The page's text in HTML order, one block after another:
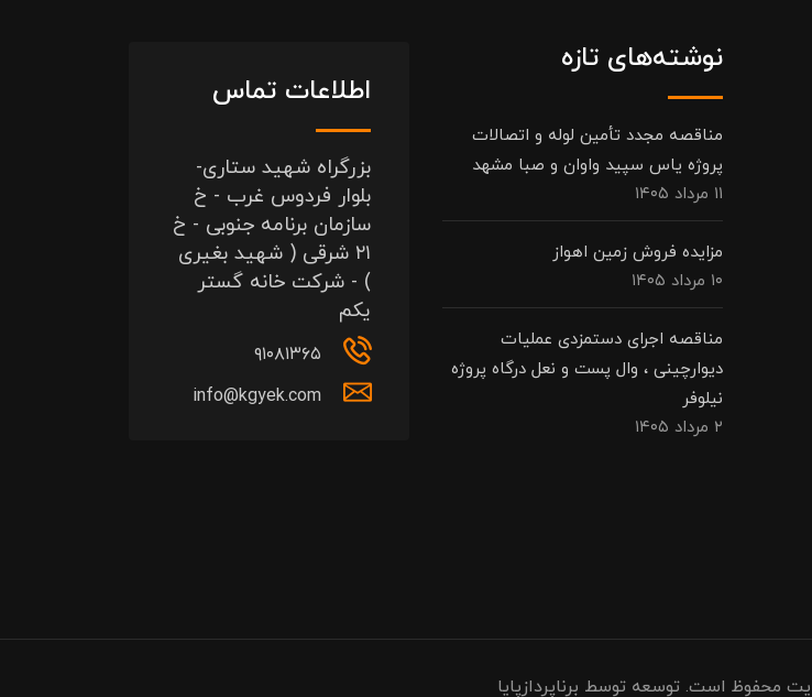
نوشته‌های تازه
مناقصه مجدد تأمین لوله و اتصالات
پروژه یاس سپید واوان و صبا مشهد
۱۱ مرداد ۱۴۰۵
مزایده فروش زمین اهواز
۱۰ مرداد ۱۴۰۵
مناقصه اجرای دستمزدی عملیات
دیوارچینی ، وال پست و نعل درگاه پروژه
نیلوفر
۲ مرداد ۱۴۰۵
اطلاعات تماس
بزرگراه شهید ستاری-
بلوار فردوس غرب - خ
سازمان برنامه جنوبی - خ
۲۱ شرقی ( شهید بغیری
) - شرکت خانه گستر
یکم
۹۱۰۸۱۳۶۵
info@kgyek.com
محفوظ است. توسعه توسط برناپردازپایا